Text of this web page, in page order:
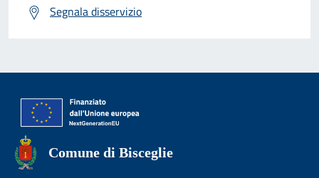
Segnala disservizio
Comune di Bisceglie